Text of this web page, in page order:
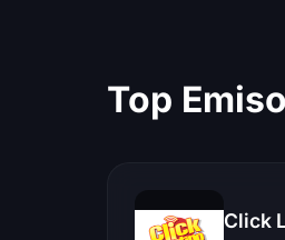
Top
Click